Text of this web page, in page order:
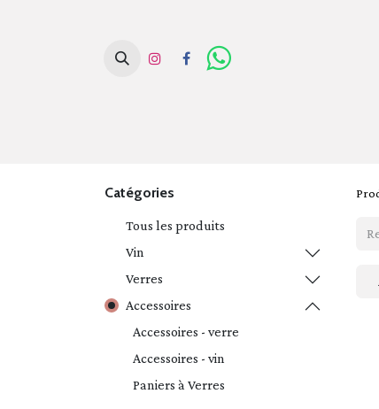
Catégories
Tous les produits
Vin
Verres
Accessoires
Accessoires - verre
Accessoires - vin
Paniers à Verres